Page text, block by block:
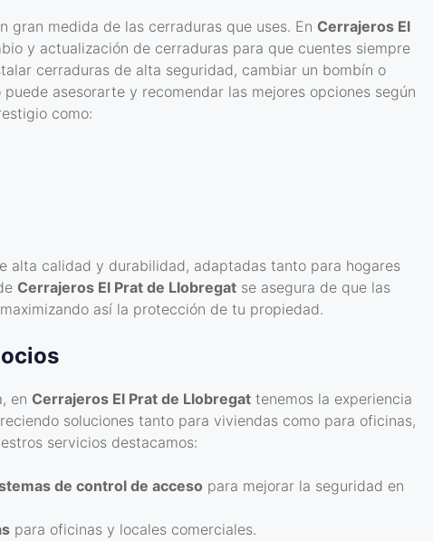
gran medida de las cerraduras que uses. En Cerrajeros El
y actualización de cerraduras para que cuentes siempre
cerraduras de alta seguridad, cambiar un bombín o
asesorarte y recomendar las mejores opciones según
como:
alta calidad y durabilidad, adaptadas tanto para hogares
Cerrajeros El Prat de Llobregat se asegura de que las
así la protección de tu propiedad.
en Cerrajeros El Prat de Llobregat tenemos la experiencia
soluciones tanto para viviendas como para oficinas,
servicios destacamos:
de control de acceso para mejorar la seguridad en
para oficinas y locales comerciales.